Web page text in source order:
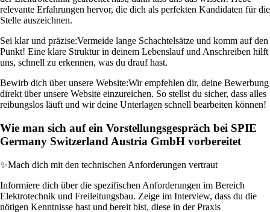
relevante Erfahrungen hervor, die dich als perfekten Kandidaten für die
Stelle auszeichnen.
Sei klar und präzise:Vermeide lange Schachtelsätze und komm auf den
Punkt! Eine klare Struktur in deinem Lebenslauf und Anschreiben hilft
uns, schnell zu erkennen, was du drauf hast.
Bewirb dich über unsere Website:Wir empfehlen dir, deine Bewerbung
direkt über unsere Website einzureichen. So stellst du sicher, dass alles
reibungslos läuft und wir deine Unterlagen schnell bearbeiten können!
Wie man sich auf ein Vorstellungsgespräch bei SPIE
Germany Switzerland Austria GmbH vorbereitet
✨Mach dich mit den technischen Anforderungen vertraut
Informiere dich über die spezifischen Anforderungen im Bereich
Elektrotechnik und Freileitungsbau. Zeige im Interview, dass du die
nötigen Kenntnisse hast und bereit bist, diese in der Praxis